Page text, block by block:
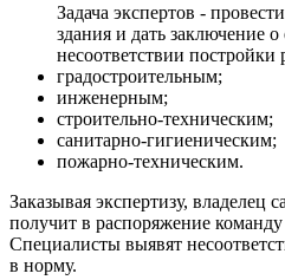
Задача экспертов -
здания и дать заключение о
несоответствии постройки
градостроительным;
инженерным;
строительно-техническим;
санитарно-гигиеническим;
пожарно-техническим.
Заказывая экспертизу, владелец
получит в распоряжение
Специалисты выявят
в норму.